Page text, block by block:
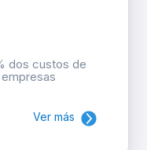
dos custos de
Ver más